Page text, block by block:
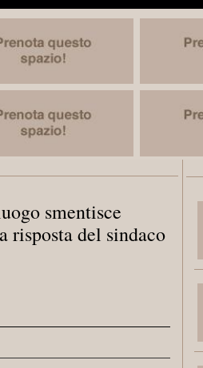
smentisce
risposta del sindaco